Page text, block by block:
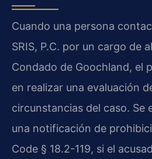
Cuando una persona
SRIS, P.C. por un cargo de
Condado de Goochland, el
en realizar una evaluación
circunstancias del caso. Se
una notificación de
Code § 18.2-119, si el